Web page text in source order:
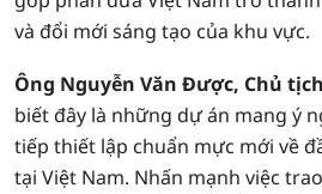
và đổi mới sáng tạo của khu vực.
Ông Nguyễn Văn Được, Chủ tịch
biết đây là những dự án mang ý
tiếp thiết lập chuẩn mực mới về
tại Việt Nam. Nhấn mạnh việc